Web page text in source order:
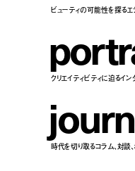
ビューティの可能性を探るエ
portr
クリエイティビティに迫るイン
journ
時代を切り取るコラム、対談